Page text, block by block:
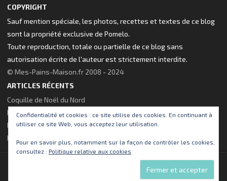
Confidentialité et cookies : ce site utilise des cookies. En continuant à
utiliser ce site Web, vous acceptez leur utilisation.
Pour en savoir plus, notamment sur la façon de contrôler les cookies,
consultez : Politique relative aux cookies
COPYRIGHT
Sauf mention spéciale, les photos, recettes et textes de ce blog
sont la propriété exclusive de Pomelo.
Toute reproduction, totale ou partielle de ce blog sans
autorisation écrite de l'auteur est strictement interdite.
© Mes-Pains-Maison.fr 2008 - 2024
ARTICLES RÉCENTS
Coquille de Noël du Nord
Brioche à la fleur d’oranger
Pains Poêlés pour le gouter
Nouveau thème visuel pour le site !